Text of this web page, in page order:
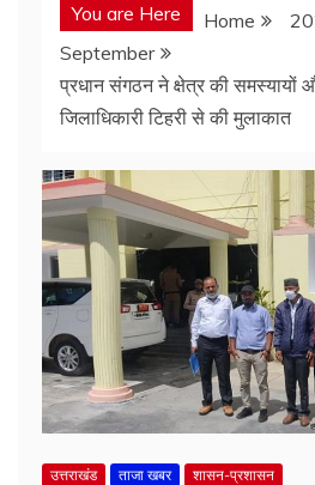
You are Here Home
September
प्रधान संगठन ने क्षेत्र की समस्यायों
जिलाधिकारी टिहरी से की मुलाकात
उत्तराखंड ताजा खबर शासन-प्रशासन